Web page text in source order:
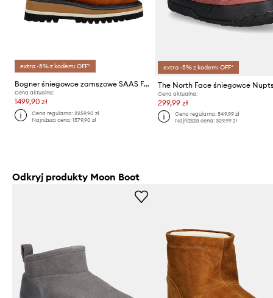
extra -5% z kodem: OFF*
Bogner śniegowce zamszowe SAAS FEE 1 B
Cena aktualna:
1499,90 zł
Cena regularna:2259,90 zł
Najniższa cena:1579,90 zł
extra -5% z kodem: OFF*
Cena aktualna:
299,99 zł
Cena regularna: 549,99 zł
Najniższa cena: 329,99 zł
Odkryj produkty Moon Boot